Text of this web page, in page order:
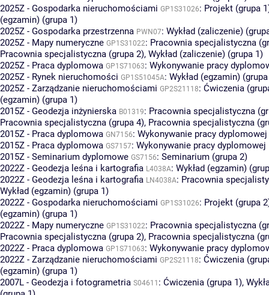
2025Z - Gospodarka nieruchomościami GP1S31026: Projekt (grupa
(egzamin) (grupa 1)
2025Z - Gospodarka przestrzenna PWN07: Wykład (zaliczenie)
2025Z - Mapy numeryczne GP1S31022: Pracownia specjalistyczna
Pracownia specjalistyczna (grupa 2), Wykład (zaliczenie) (grupa 1)
2025Z - Praca dyplomowa GP1S71063: Wykonywanie pracy
2025Z - Rynek nieruchomości GP1S51045A: Wykład (egzamin)
2025Z - Zarządzanie nieruchomościami GP2S21118: Ćwiczenia
(egzamin) (grupa 1)
2015Z - Geodezja inżynierska B01319: Pracownia specjalistyczna
Pracownia specjalistyczna (grupa 4), Pracownia specjalistyczna
2015Z - Praca dyplomowa GN7156: Wykonywanie pracy dyplomowej
2015Z - Praca dyplomowa GS7157: Wykonywanie pracy dyplomowej
2015Z - Seminarium dyplomowe GS7156: Seminarium (grupa 2)
2022Z - Geodezja leśna i kartografia L4038A: Wykład (egzamin)
2022Z - Geodezja leśna i kartografia LN4038A: Pracownia
Wykład (egzamin) (grupa 1)
2022Z - Gospodarka nieruchomościami GP1S31026: Projekt (grupa
(egzamin) (grupa 1)
2022Z - Mapy numeryczne GP1S31022: Pracownia specjalistyczna
Pracownia specjalistyczna (grupa 2), Pracownia specjalistyczna
2022Z - Praca dyplomowa GP1S71063: Wykonywanie pracy
2022Z - Zarządzanie nieruchomościami GP2S21118: Ćwiczenia
(egzamin) (grupa 1)
2007L - Geodezja i fotogrametria S04611 : Ćwiczenia (grupa 1),